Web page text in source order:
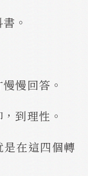
。
慢回答。
到理性。
在這四個轉